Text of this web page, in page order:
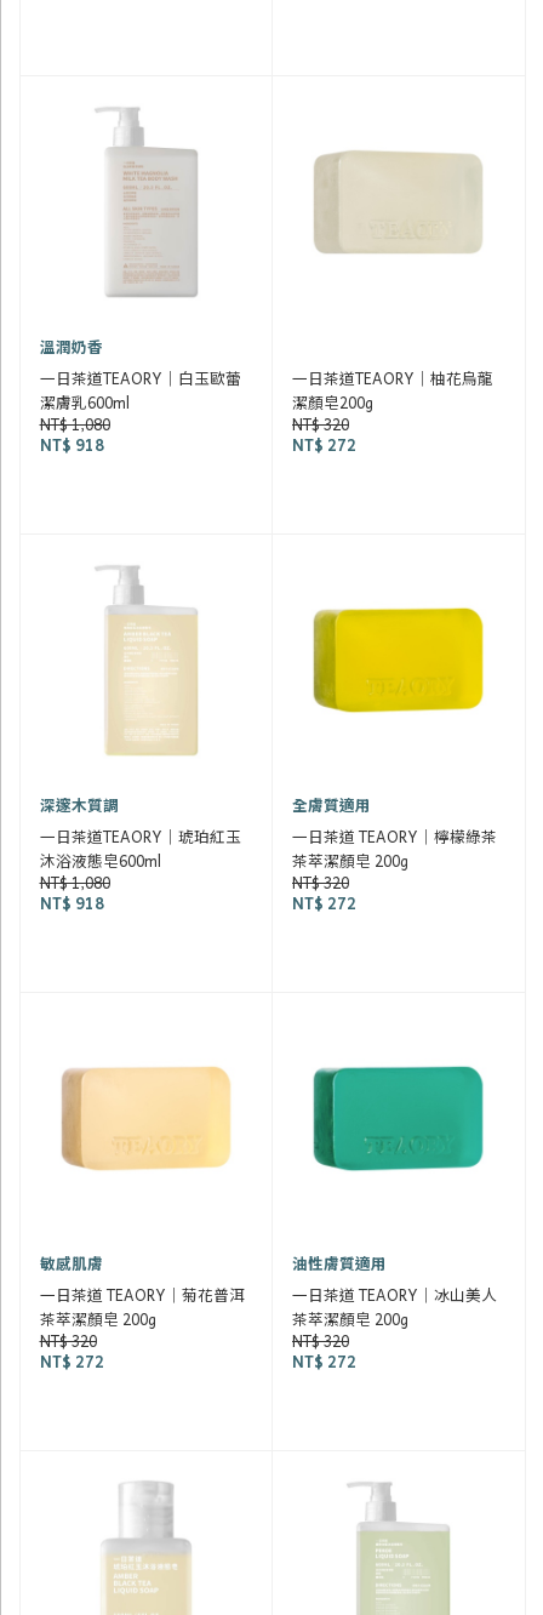
溫潤奶香
一日茶道TEAORY｜白玉歐蕾
潔膚乳600ml
NT$ 1,080
NT$ 918
一日茶道TEAORY｜柚花烏龍
潔顏皂200g
NT$ 320
NT$ 272
深邃木質調
一日茶道TEAORY｜琥珀紅玉
沐浴液態皂600ml
NT$ 1,080
NT$ 918
全膚質適用
一日茶道 TEAORY｜檸檬綠茶
茶萃潔顏皂 200g
NT$ 320
NT$ 272
敏感肌膚
一日茶道 TEAORY｜菊花普洱
茶萃潔顏皂 200g
NT$ 320
NT$ 272
油性膚質適用
一日茶道 TEAORY｜冰山美人
茶萃潔顏皂 200g
NT$ 320
NT$ 272